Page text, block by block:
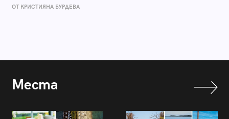
ОТ КРИСТИЯНА БУРДЕВА
Места